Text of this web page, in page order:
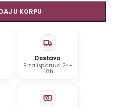
U KORPU
Dostava
Brza isporuka 24–
48h